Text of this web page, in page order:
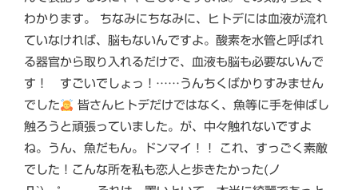
わかります。 ちなみにちなみに、ヒトデには血液が流れ
ていなければ、脳もないんですよ。酸素を水管と呼ばれ
る器官から取り入れるだけで、血液も脳も必要ないんで
す！ すごいでしょっ！……うんちくばかりすみません
でした
皆さんヒトデだけではなく、魚等に手を伸ばし
触ろうと頑張っていました。が、中々触れないですよ
ね。うん、魚だもん。ドンマイ！！ これ、すっごく素敵
でした！こんな所を私も恋人と歩きたかった(ノ